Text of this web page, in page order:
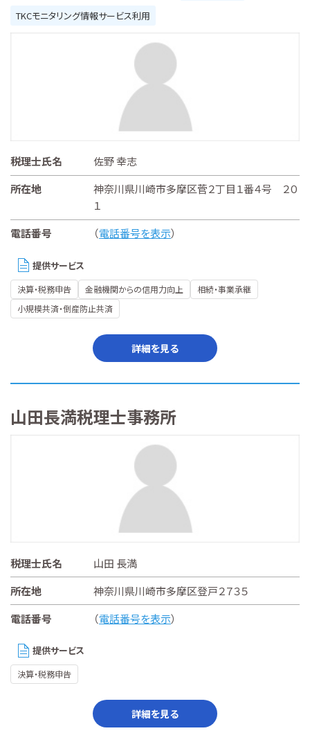
TKCモニタリング情報サービス利用
税理士氏名
佐野 幸志
所在地
神奈川県川崎市多摩区菅２丁目１番４号 ２０
１
電話番号
（電話番号を表示）
提供サービス
決算・税務申告 金融機関からの信用力向上
相続・事業承継
小規模共済・倒産防止共済
詳細を見る
山田長満税理士事務所
税理士氏名
山田 長満
所在地
神奈川県川崎市多摩区登戸２７３５
電話番号
（電話番号を表示）
提供サービス
決算・税務申告
詳細を見る